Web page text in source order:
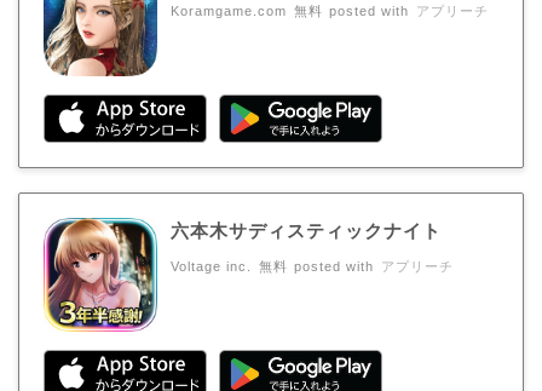
Koramgame.com 無料 posted with アプリーチ
六本木サディスティックナイト
Voltage inc. 無料 posted with アプリーチ